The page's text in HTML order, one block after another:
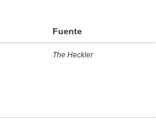
Fuente
The Heckler